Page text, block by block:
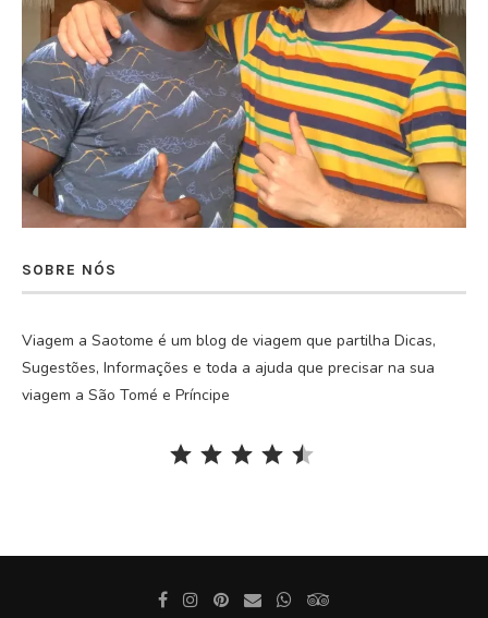
SOBRE NÓS
Viagem a Saotome é um blog de viagem que partilha Dicas,
Sugestões, Informações e toda a ajuda que precisar na sua
viagem a São Tomé e Príncipe